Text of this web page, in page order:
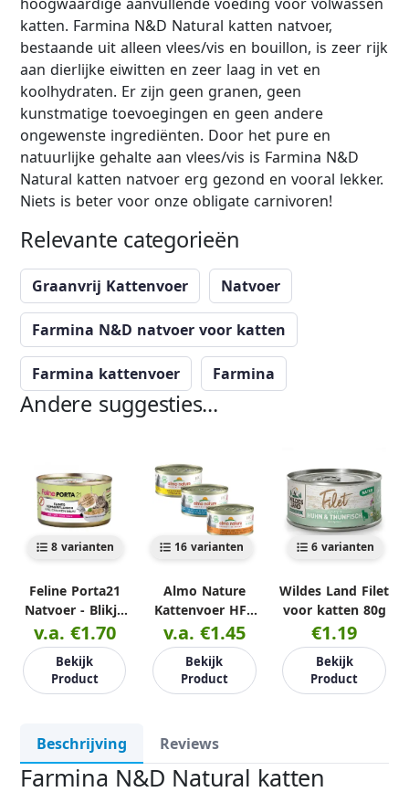
katten. Farmina N&D Natural katten natvoer,
bestaande uit alleen vlees/vis en bouillon, is zeer rijk
aan dierlijke eiwitten en zeer laag in vet en
koolhydraten. Er zijn geen granen, geen
kunstmatige toevoegingen en geen andere
ongewenste ingrediënten. Door het pure en
natuurlijke gehalte aan vlees/vis is Farmina N&D
Natural katten natvoer erg gezond en vooral lekker.
Niets is beter voor onze obligate carnivoren!
Relevante categorieën
Graanvrij Kattenvoer Natvoer
Farmina N&D natvoer voor katten
Farmina kattenvoer Farmina
Andere suggesties...
8 varianten
Feline Porta21
Natvoer - Blikje
90g
v.a. €1.70
Bekijk
Product
16 varianten
Almo Nature
Kattenvoer HFC
Natural 70g
v.a. €1.45
Bekijk
Product
6 varianten
Wildes Land Filet
voor katten 80g
€1.19
Bekijk
Product
Beschrijving Reviews
Farmina N&D Natural katten